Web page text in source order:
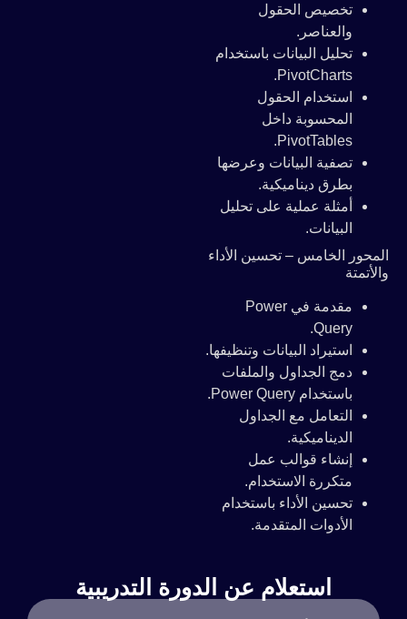
تخصيص الحقول
والعناصر.
تحليل البيانات باستخدام
PivotCharts.
استخدام الحقول
المحسوبة داخل
PivotTables.
تصفية البيانات وعرضها
بطرق ديناميكية.
أمثلة عملية على تحليل
البيانات.
المحور الخامس – تحسين الأداء
والأتمتة
مقدمة في Power
Query.
استيراد البيانات وتنظيفها.
دمج الجداول والملفات
باستخدام Power Query.
التعامل مع الجداول
الديناميكية.
إنشاء قوالب عمل
متكررة الاستخدام.
تحسين الأداء باستخدام
الأدوات المتقدمة.
استعلام عن الدورة التدريبية